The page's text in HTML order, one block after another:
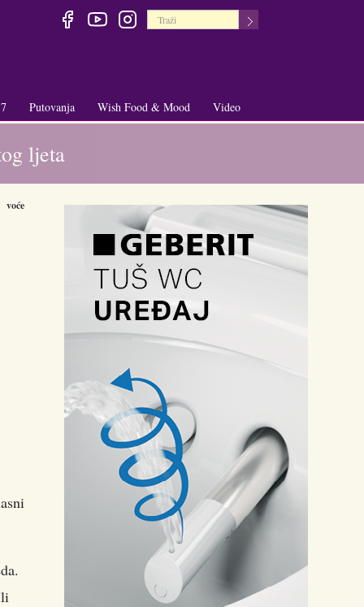
+
Putovanja
+
Wish Food & Mood Video
ljeta
voće